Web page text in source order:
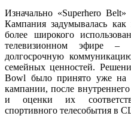
Изначально «Superhero Belt»
Кампания задумывалась
более широкого
телевизионном эфире
долгосрочную
семейных ценностей.
Bowl было принято уже на
кампании, после
и оценки их
спортивного телесобытия в